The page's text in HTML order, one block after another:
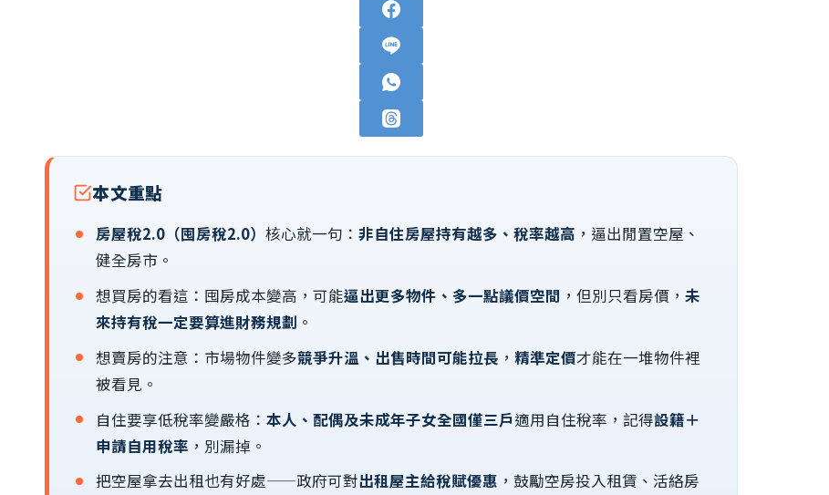
本文重點
房屋稅2.0（囤房稅2.0）核心就一句：非自住房屋持有越多、稅率越高 ，逼出閒置空屋、
健全房市。
想買房的看這：囤房成本變高，可能逼出更多物件、多一點議價空間 ，但別只看房價，未
來持有稅一定要算進財務規劃 。
想賣房的注意：市場物件變多競爭升溫、出售時間可能拉長 ，精準定價才能在一堆物件裡
被看見。
自住要享低稅率變嚴格：本人、配偶及未成年子女全國僅三戶適用自住稅率，記得設籍＋
申請自用稅率 ，別漏掉。
把空屋拿去出租也有好處——政府可對出租屋主給稅賦優惠 ，鼓勵空房投入租賃、活絡房